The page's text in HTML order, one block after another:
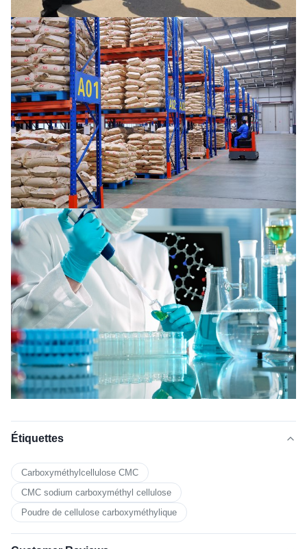
Étiquettes
Carboxyméthylcellulose CMC
CMC sodium carboxyméthyl cellulose
Poudre de cellulose carboxyméthylique